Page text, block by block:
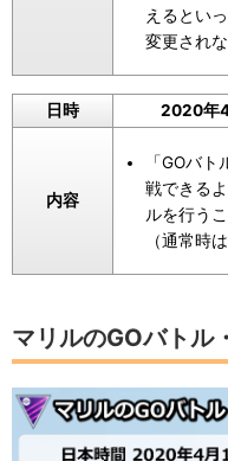
えるとい
変更され
日時 2020年
内容
「GOバ
戦できる
ルを行う
（通常時
マリルのGOバトル